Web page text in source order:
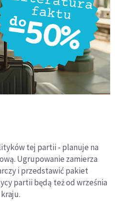
tej partii - planuje na
Ugrupowanie zamierza
i przedstawić pakiet
partii będą też od września